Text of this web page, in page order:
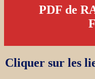
PDF de
Cliquer sur les